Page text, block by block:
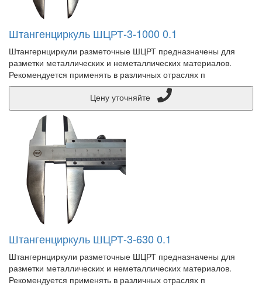
Штангенциркуль ШЦРТ-3-1000 0.1
Штангернциркули разметочные ШЦРТ предназначены для
разметки металлических и неметаллических материалов.
Рекомендуется применять в различных отраслях п
Штангенциркуль ШЦРТ-3-630 0.1
Штангернциркули разметочные ШЦРТ предназначены для
разметки металлических и неметаллических материалов.
Рекомендуется применять в различных отраслях п